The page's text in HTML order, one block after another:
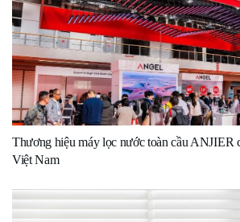
Thương hiệu máy lọc nước toàn cầu ANJIER
Việt Nam